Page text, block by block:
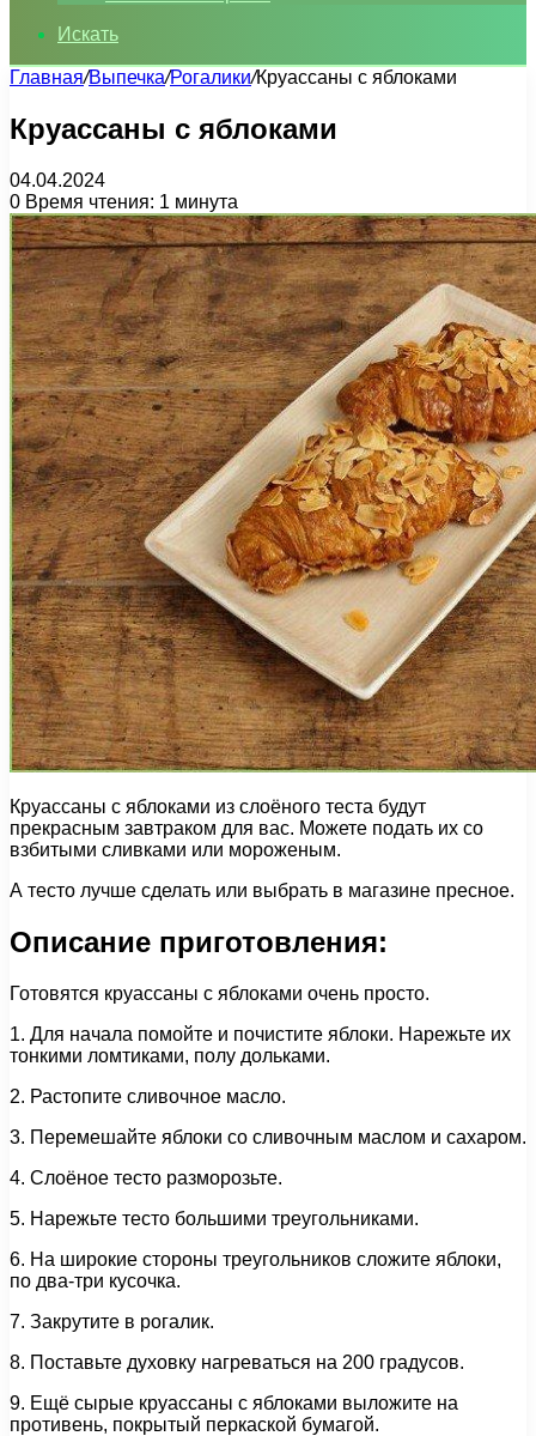
Искать
Главная/Выпечка/Рогалики/Круассаны с яблоками
Круассаны с яблоками
04.04.2024
0 Время чтения: 1 минута
Круассаны с яблоками из слоёного теста будут
прекрасным завтраком для вас. Можете подать их со
взбитыми сливками или мороженым.
А тесто лучше сделать или выбрать в магазине пресное.
Описание приготовления:
Готовятся круассаны с яблоками очень просто.
1. Для начала помойте и почистите яблоки. Нарежьте их
тонкими ломтиками, полу дольками.
2. Растопите сливочное масло.
3. Перемешайте яблоки со сливочным маслом и сахаром.
4. Слоёное тесто разморозьте.
5. Нарежьте тесто большими треугольниками.
6. На широкие стороны треугольников сложите яблоки,
по два-три кусочка.
7. Закрутите в рогалик.
8. Поставьте духовку нагреваться на 200 градусов.
9. Ещё сырые круассаны с яблоками выложите на
противень, покрытый перкаской бумагой.